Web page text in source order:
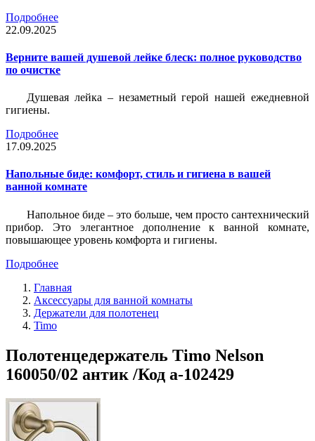
Подробнее
22.09.2025
Верните вашей душевой лейке блеск: полное руководство
по очистке
Душевая лейка – незаметный герой нашей ежедневной
гигиены.
Подробнее
17.09.2025
Напольные биде: комфорт, стиль и гигиена в вашей
ванной комнате
Напольное биде – это больше, чем просто сантехнический
прибор. Это элегантное дополнение к ванной комнате,
повышающее уровень комфорта и гигиены.
Подробнее
Главная
Аксессуары для ванной комнаты
Держатели для полотенец
Timo
Полотенцедержатель Timo Nelson
160050/02 антик /Код a-102429